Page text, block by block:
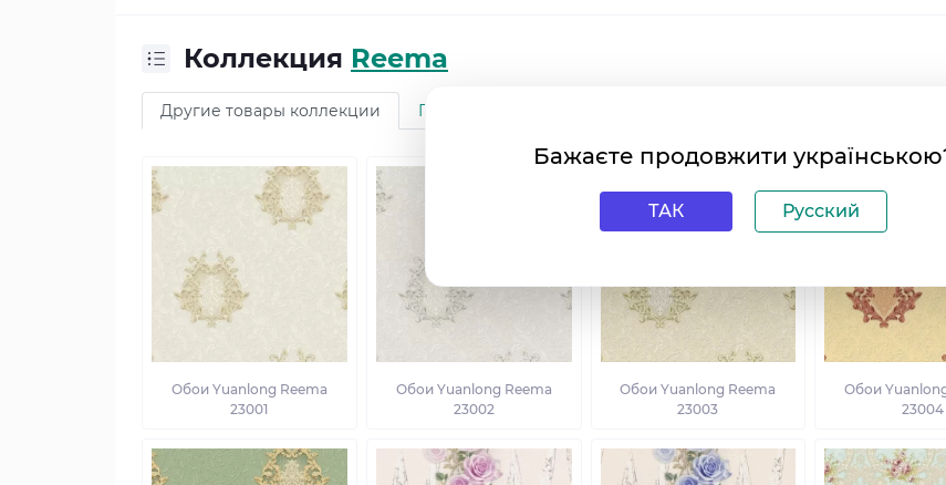
Коллекция Reema
Другие товары коллекции Про коллекцию
Обои Yuanlong Reema
23001
Обои Yuanlong Reema
23002
Обои Yuanlong Reema
23003
Обои
23004
Бажаєте продовжити
ТАК Русский